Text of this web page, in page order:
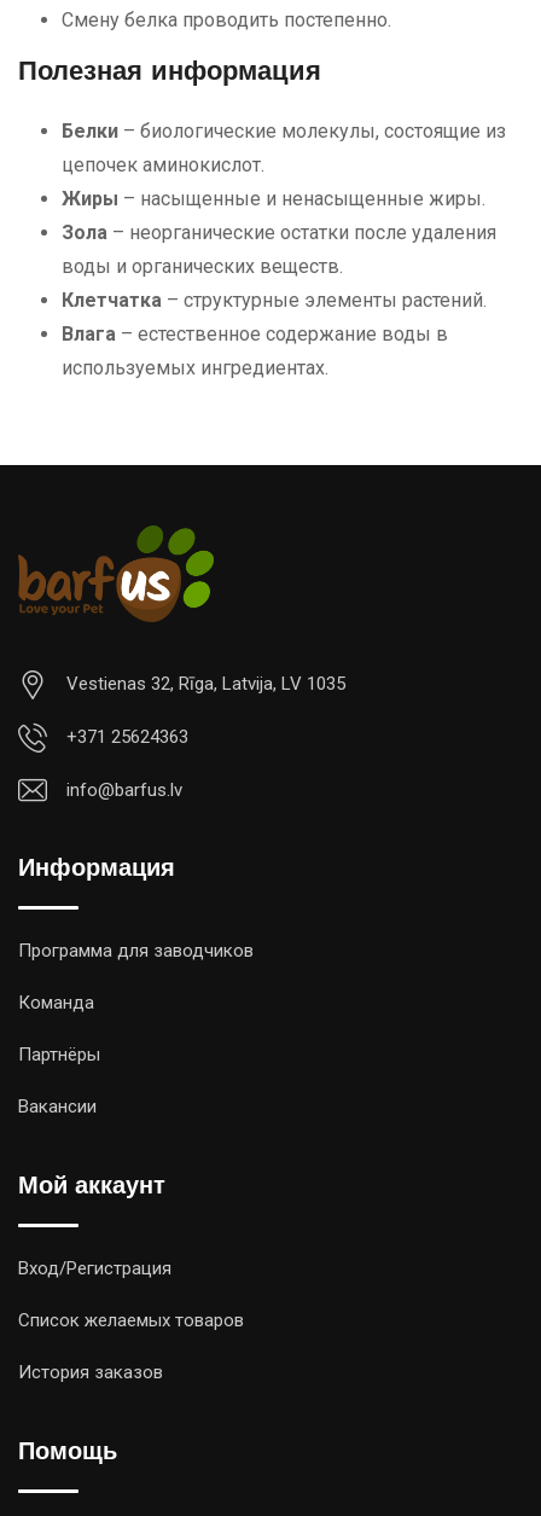
Смену белка проводить постепенно.
Полезная информация
Белки – биологические молекулы, состоящие из
цепочек аминокислот.
Жиры – насыщенные и ненасыщенные жиры.
Зола – неорганические остатки после удаления
воды и органических веществ.
Клетчатка – структурные элементы растений.
Влага – естественное содержание воды в
используемых ингредиентах.
Vestienas 32, Rīga, Latvija, LV 1035
+371 25624363
info@barfus.lv
Информация
Программа для заводчиков
Команда
Партнёры
Вакансии
Мой аккаунт
Вход/Регистрация
Список желаемых товаров
История заказов
Помощь